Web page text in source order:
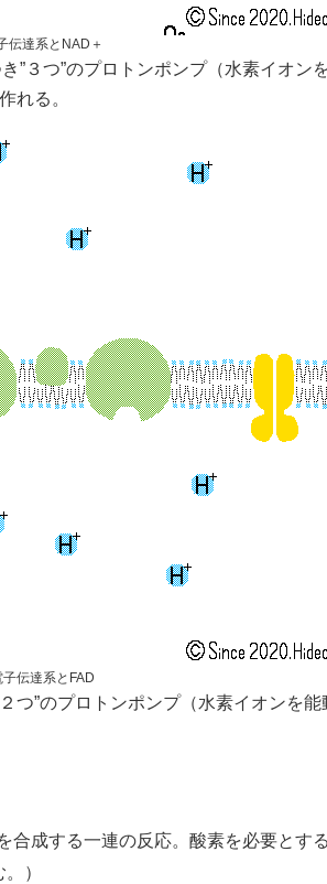
伝達系とNAD＋
３つ”のプロトンポンプ（水素イオン
れる。
子伝達系とFAD
つ”のプロトンポンプ（水素イオンを
成する一連の反応。酸素を必要とする
）